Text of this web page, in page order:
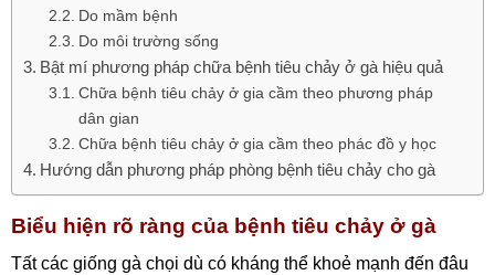
Do mầm bệnh
Do môi trường sống
Bật mí phương pháp chữa bệnh tiêu chảy ở gà hiệu quả
Chữa bệnh tiêu chảy ở gia cầm theo phương pháp
dân gian
Chữa bệnh tiêu chảy ở gia cầm theo phác đồ y học
Hướng dẫn phương pháp phòng bệnh tiêu chảy cho gà
Biểu hiện rõ ràng của bệnh tiêu chảy ở gà
Tất các giống gà chọi dù có kháng thể khoẻ mạnh đến đâu